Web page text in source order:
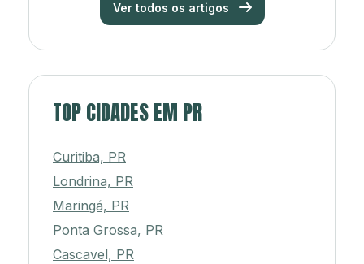
Ver todos os artigos
TOP CIDADES EM PR
Curitiba, PR
Londrina, PR
Maringá, PR
Ponta Grossa, PR
Cascavel, PR